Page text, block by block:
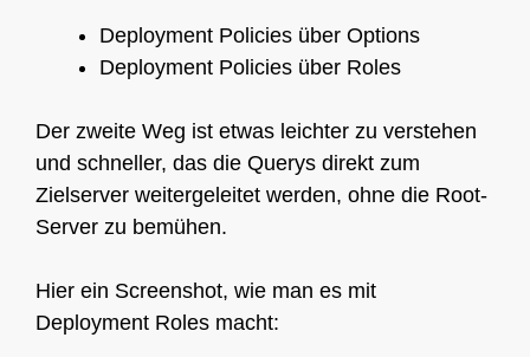
Deployment Policies über Options
Deployment Policies über Roles
Der zweite Weg ist etwas leichter zu verstehen
und schneller, das die Querys direkt zum
Zielserver weitergeleitet werden, ohne die Root-
Server zu bemühen.
Hier ein Screenshot, wie man es mit
Deployment Roles macht: